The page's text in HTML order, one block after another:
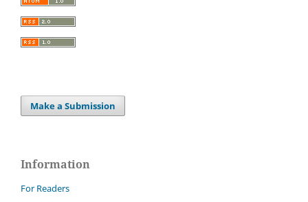
Make a Submission
Information
For Readers